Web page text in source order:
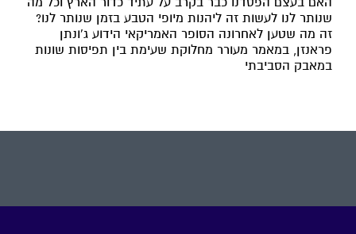
שנותר לנו לעשות זה ליהנות מיופי הטבע בזמן שנותר לנו?
זה מה שטען לאחרונה הסופר האמריקאי הידוע ג'ונתן
פראנזן, במאמר מעורר מחלוקת שעימת בין תפיסות שונות
במאבק הסביבתי